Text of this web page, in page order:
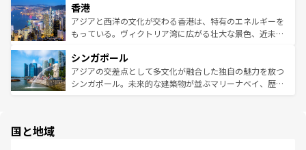
とつ。フォーやバインミー、ベトナムコーヒーなどは、ぜ
ひ現地で味わいたい。どの地域を訪れてもあたたかい人々
が旅行者を迎えてくれるので、きっと忘れられない旅にな
参照してほしい。
の活気が交差している。北部ではチェンマイなどの山岳地
帯で自然と触れ合い、南部ではプーケットやクラビの美し
いビーチでリゾート気分を楽しむことができる。タイ料理
激する。気候は一年中温暖で、どの季節にも異なる楽しみ
が待っている。親しみやすいタイの人々、仏教を中心とし
た文化、そして多様な観光資源が、訪れる旅人を魅了し続
香港
アジアと西洋の文化が交わる香港は、特有のエネルギーを
もっている。ヴィクトリア湾に広がる壮大な景色、近未来
み、どこを訪れても感動するはず。観光スポットが密集し
ており、効率よく見どころを回れるのも魅力。息をのむよ
うな絶景から文化的な体験まで、香港を存分に楽しみ尽く
シンガポール
アジアの交差点として多文化が融合した独自の魅力を放つ
シンガポール。未来的な建築物が並ぶマリーナベイ、歴史
国と地域